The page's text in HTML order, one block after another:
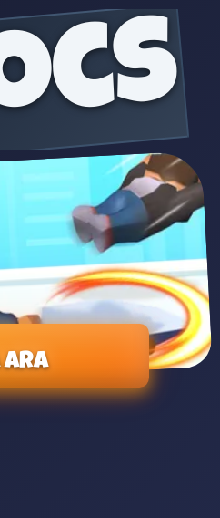
ara